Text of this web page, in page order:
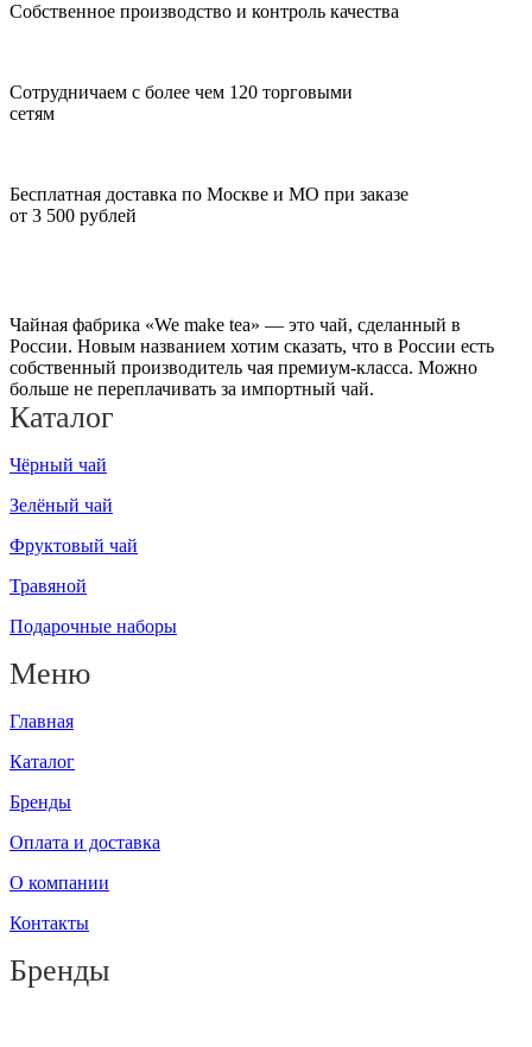
Собственное производство и контроль качества
Сотрудничаем с более чем 120 торговыми
сетям
Бесплатная доставка по Москве и МО при заказе
от 3 500 рублей
Чайная фабрика «We make tea» — это чай, сделанный в
России. Новым названием хотим сказать, что в России есть
собственный производитель чая премиум-класса. Можно
больше не переплачивать за импортный чай.
Каталог
Чёрный чай
Зелёный чай
Фруктовый чай
Травяной
Подарочные наборы
Меню
Главная
Каталог
Бренды
Оплата и доставка
О компании
Контакты
Бренды